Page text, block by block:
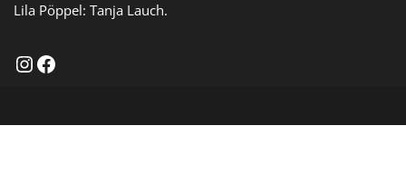
Lila Pöppel: Tanja Lauch.
Instagram
Facebook